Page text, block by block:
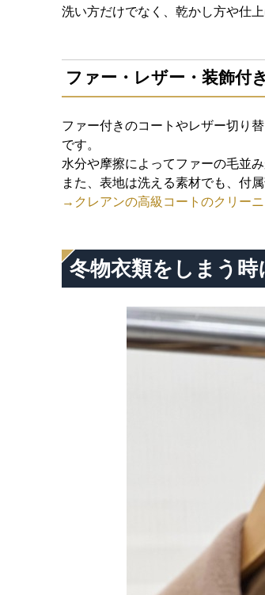
洗い方だけでなく、乾かし方や仕
ファー・レザー・装飾付
ファー付きのコートやレザー切り
です。
水分や摩擦によってファーの毛並
また、表地は洗える素材でも、付
→クレアンの高級コートのクリー
冬物衣類をしまう